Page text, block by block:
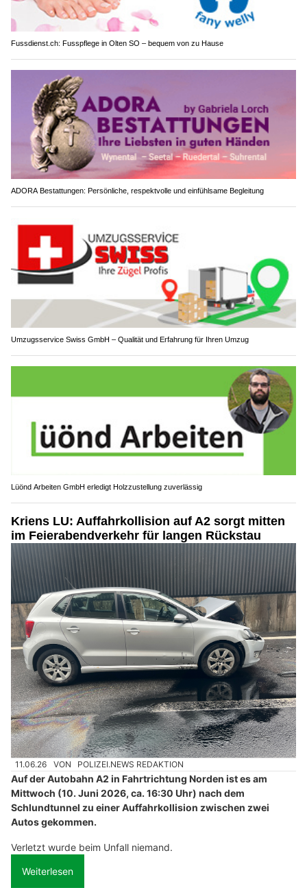
Fussdienst.ch: Fusspflege in Olten SO – bequem von zu Hause
ADORA Bestattungen: Persönliche, respektvolle und einfühlsame Begleitung
Umzugsservice Swiss GmbH – Qualität und Erfahrung für Ihren Umzug
Lüönd Arbeiten GmbH erledigt Holzzustellung zuverlässig
Kriens LU: Auffahrkollision auf A2 sorgt mitten
im Feierabendverkehr für langen Rückstau
11.06.26 VON POLIZEI.NEWS REDAKTION
Auf der Autobahn A2 in Fahrtrichtung Norden ist es am
Mittwoch (10. Juni 2026, ca. 16:30 Uhr) nach dem
Schlundtunnel zu einer Auffahrkollision zwischen zwei
Autos gekommen.
Verletzt wurde beim Unfall niemand.
Weiterlesen